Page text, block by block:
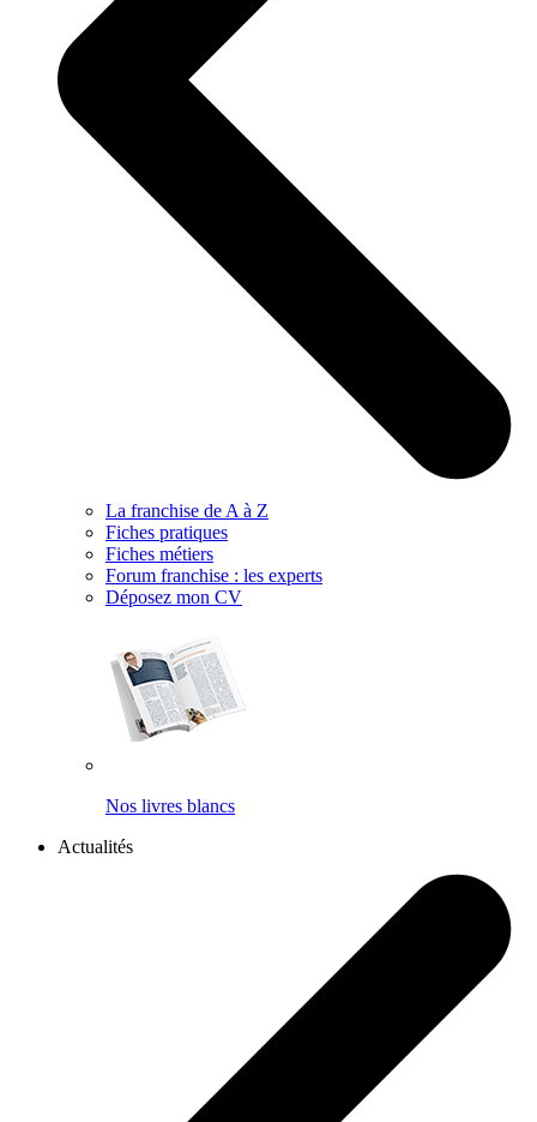
La franchise de A à Z
Fiches pratiques
Fiches métiers
Forum franchise : les experts
Déposez mon CV
Nos livres blancs
Actualités